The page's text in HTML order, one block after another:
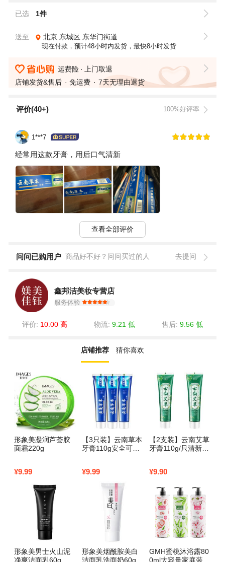
已选 1件
送至 北京 东城区 东华门街道
现在付款，预计48小时内发货，最快8小时发货
运费险
上门取退
店铺发货&售后
免运费 7天无理由退货
评价(40+) 100%好评率
1***7
经常用这款牙膏，用后口气清新
查看全部评价
问问已购用户 商品好不好？问问买过的人 去提问
鑫邦洁美妆专营店
服务体验
评价: 10.00 高 物流: 9.21 低 售后:9.56 低
店铺推荐 猜你喜欢
形象美凝润芦荟胶
面霜220g
¥9.99
【3只装】云南草本
牙膏110g安全可靠
¥9.99
【2支装】云南艾草
牙膏110g/只清新口
¥9.90
形象美男士火山泥
净爽洁面乳60g
形象美烟酰胺美白
洁面乳洗面奶60g
GMH蜜桃沐浴露80
0ml大容量家庭装持